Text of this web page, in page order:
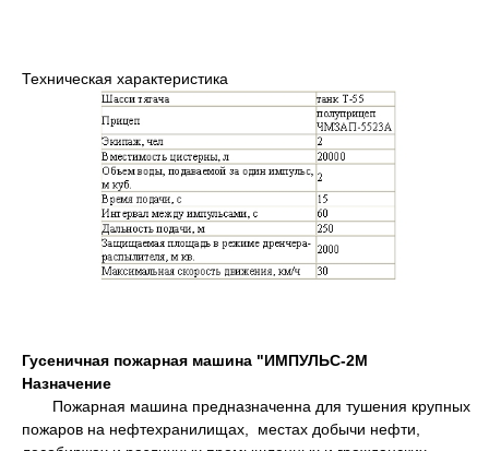
Техническая характеристика
Гусеничная пожарная машина "ИМПУЛЬС-2М
Назначение
Пожарная машина предназначенна для тушения крупных
пожаров на нефтехранилищах, местах добычи нефти,